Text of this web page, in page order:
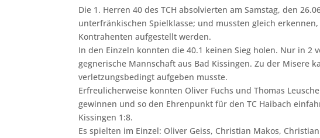
Die 1. Herren 40 des TCH absolvierten am Samstag, den
unterfränkischen Spielklasse; und mussten gleich
Kontrahenten aufgestellt werden.
In den Einzeln konnten die 40.1 keinen Sieg holen. Nur in 2
gegnerische Mannschaft aus Bad Kissingen. Zu der Misere
verletzungsbedingt aufgeben musste.
Erfreulicherweise konnten Oliver Fuchs und Thomas
gewinnen und so den Ehrenpunkt für den TC Haibach
Kissingen 1:8.
Es spielten im Einzel: Oliver Geiss, Christian Makos,